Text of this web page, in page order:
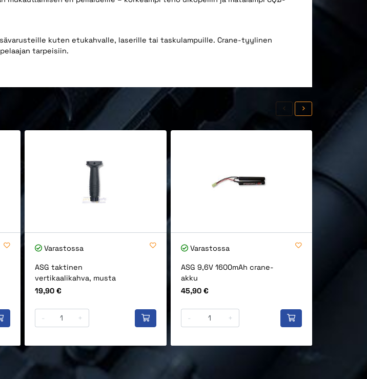
kuten etukahvalle, laserille tai taskulampuille. Crane-tyylinen
tarpeisiin.
Varastossa
ASG taktinen
vertikaalikahva, musta
Hinta
19,90 €
- +
Varastossa
ASG 9,6V 1600mAh crane-
akku
Hinta
45,90 €
- +